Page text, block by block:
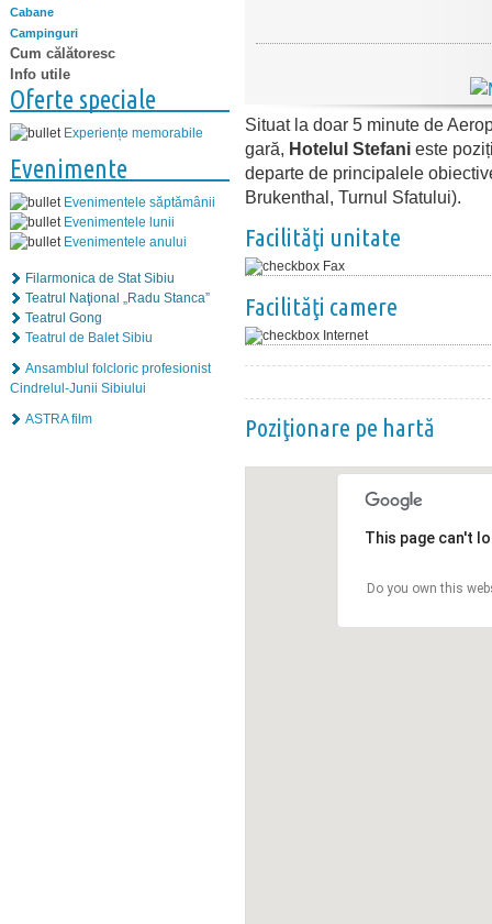
Cabane
Campinguri
Cum călătoresc
Info utile
Oferte speciale
Experiențe memorabile
Evenimente
Evenimentele săptămânii
Evenimentele lunii
Evenimentele anului
Filarmonica de Stat Sibiu
Teatrul Naţional „Radu Stanca”
Teatrul Gong
Teatrul de Balet Sibiu
Ansamblul folcloric profesionist
Cindrelul-Junii Sibiului
ASTRA film
Situat la doar 5 minute de
gară, Hotelul Stefani este
departe de principalele
Brukenthal, Turnul Sfatului).
Facilităţi unitate
Fax
Facilităţi camere
Internet
Poziţionare pe hartă
This page can't
Do you own this